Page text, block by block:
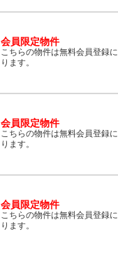
会員限定物件
こちらの物件は無料会員登録
ります。
会員限定物件
こちらの物件は無料会員登録
ります。
会員限定物件
こちらの物件は無料会員登録
ります。